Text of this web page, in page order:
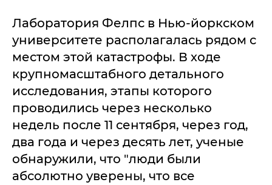
Лаборатория Фелпс в Нью-йоркском
университете располагалась рядом с
местом этой катастрофы. В ходе
крупномасштабного детального
исследования, этапы которого
проводились через несколько
недель после 11 сентября, через год,
два года и через десять лет, ученые
обнаружили, что "люди были
абсолютно уверены, что все